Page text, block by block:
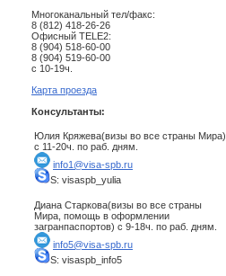
Многоканальный тел/факс:
8 (812) 418-26-26
Офисный TELE2:
8 (904) 518-60-00
8 (904) 519-60-00
с 10-19ч.
Карта проезда
Консультанты:
Юлия Кряжева(визы во все страны Мира)
с 11-20ч. по раб. дням.
info1@visa-spb.ru
S: visaspb_yulia
Диана Старкова(визы во все страны
Мира, помощь в оформлении
загранпаспортов) с 9-18ч. по раб. дням.
info5@visa-spb.ru
S: visaspb_info5